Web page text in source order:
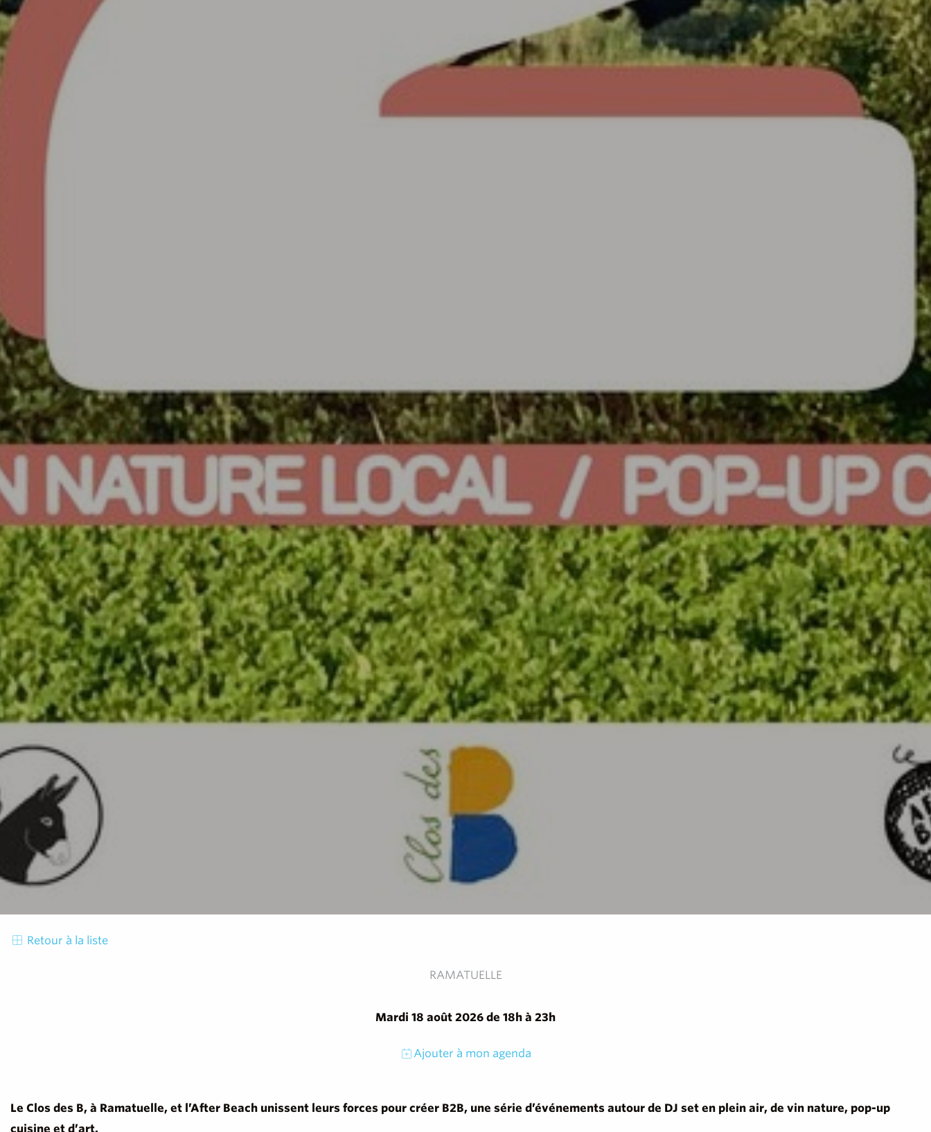
Retour à la liste
RAMATUELLE
Mardi 18 août 2026 de 18h à 23h
Ajouter à mon agenda
Le Clos des B, à Ramatuelle, et l’After Beach unissent leurs forces pour créer B2B, une série d’événements autour de DJ set en plein air, de vin nature, pop-up
cuisine et d’art.